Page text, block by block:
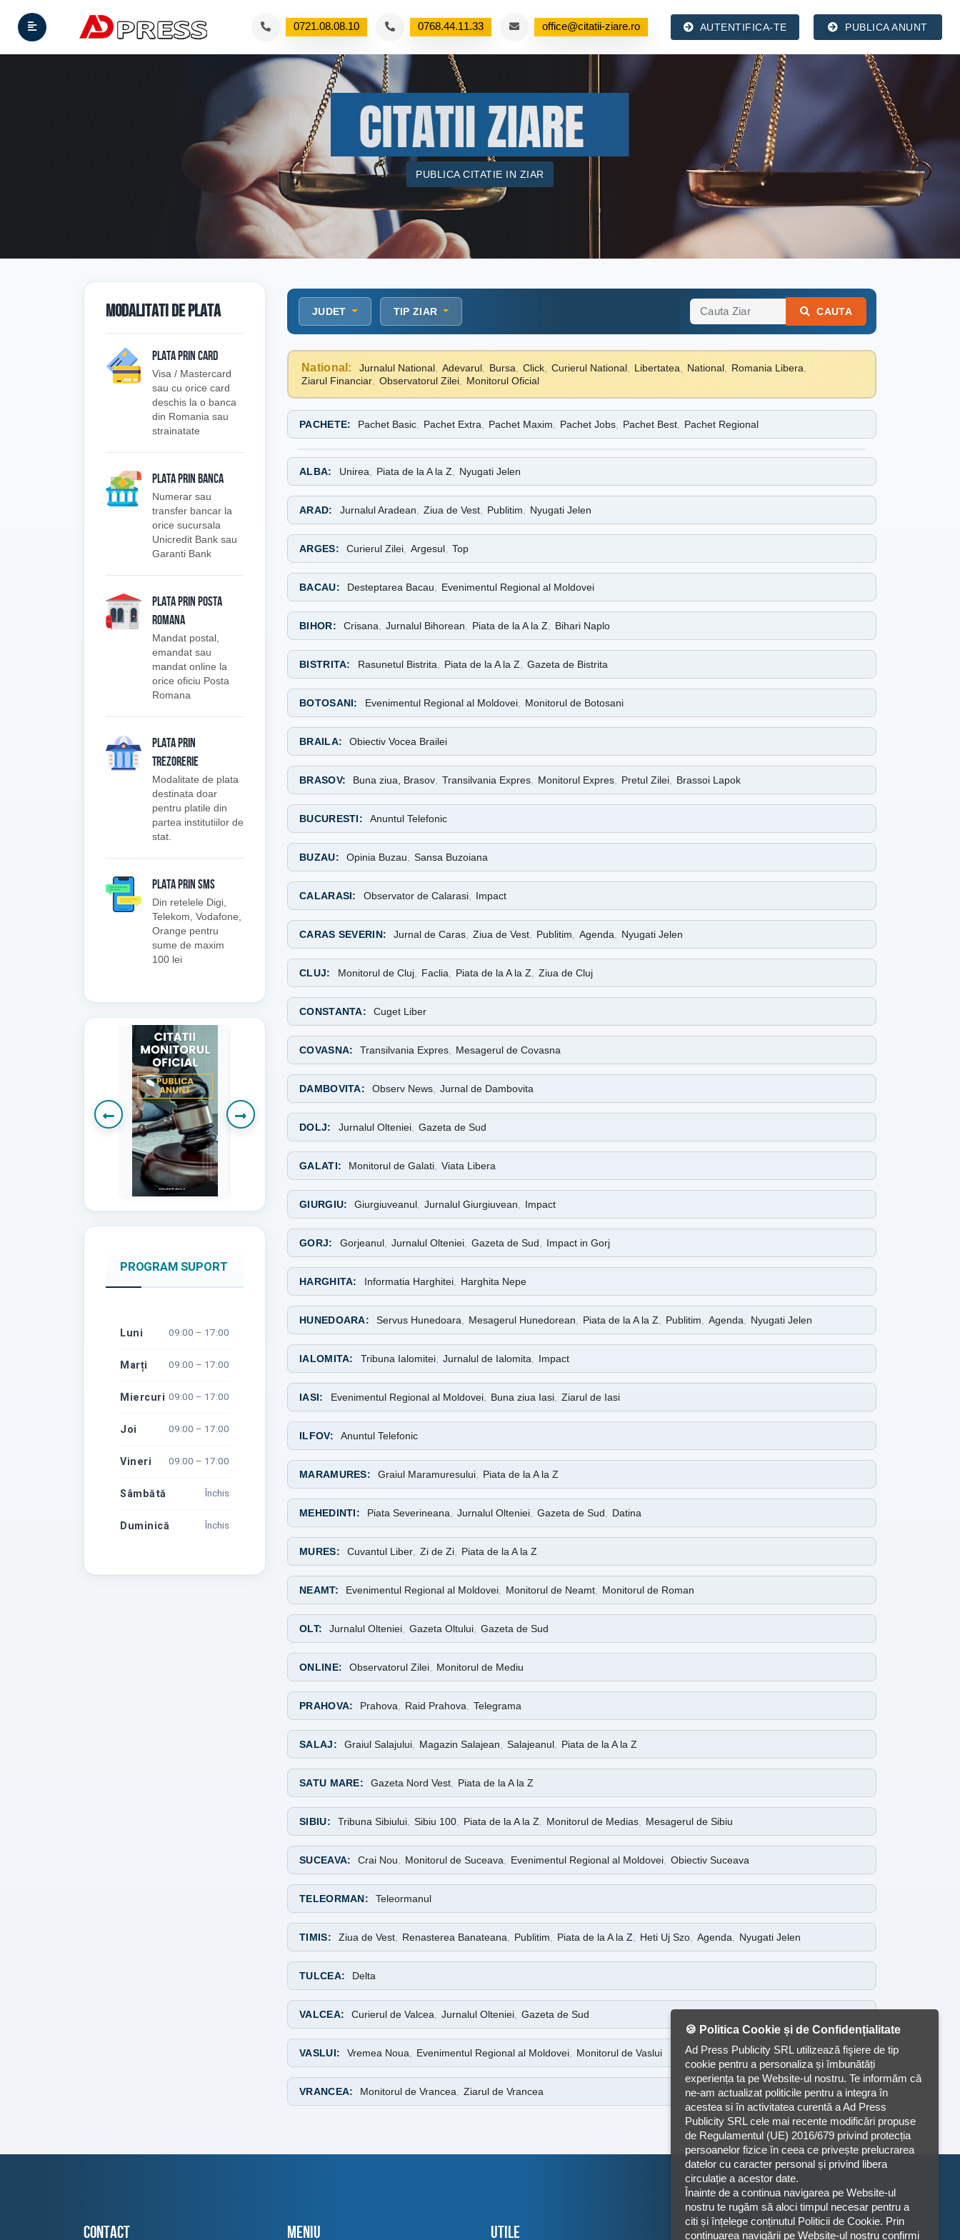
0721.08.08.10 0768.44.11.33 office@citatii-ziare.ro AUTENTIFICA-TE PUBLICA ANUNT
PUBLICA CITATIE IN ZIAR
MODALITATI DE PLATA
PLATA PRIN CARD
Visa / Mastercard
sau cu orice card
deschis la o banca
din Romania sau
strainatate
PLATA PRIN BANCA
Numerar sau
transfer bancar la
orice sucursala
Unicredit Bank sau
Garanti Bank
PLATA PRIN POSTA
ROMANA
Mandat postal,
emandat sau
mandat online la
orice oficiu Posta
Romana
PLATA PRIN
TREZORERIE
Modalitate de plata
destinata doar
pentru platile din
partea institutiilor de
stat.
PLATA PRIN SMS
Din retelele Digi,
Telekom, Vodafone,
Orange pentru
sume de maxim
100 lei
PROGRAM SUPORT
Luni 09:00 – 17:00
Marți 09:00 – 17:00
Miercuri 09:00 – 17:00
Joi 09:00 – 17:00
Vineri 09:00 – 17:00
Sâmbătă Închis
Duminică Închis
JUDET TIP ZIAR CAUTA
National: Jurnalul National, Adevarul, Bursa Click, Curierul National, Libertatea National, Romania Libera
Ziarul Financiar
Observatorul Zilei Monitorul Oficial
PACHETE: Pachet Basic Pachet Extra Pachet Maxim Pachet Jobs Pachet Best Pachet Regional
ALBA: Unirea Piata de la A la Z Nyugati Jelen
ARAD: Jurnalul Aradean Ziua de Vest, Publitim Nyugati Jelen
ARGES: Curierul Zilei, Argesul, Top
BACAU: Desteptarea Bacau Evenimentul Regional al Moldovei
BIHOR: Crisana Jurnalul Bihorean Piata de la A la Z Bihari Naplo
BISTRITA: Rasunetul Bistrita Piata de la A la Z Gazeta de Bistrita
BOTOSANI: Evenimentul Regional al Moldovei, Monitorul de Botosani
BRAILA: Obiectiv Vocea Brailei
BRASOV: Buna ziua, Brasov Transilvania Expres Monitorul Expres Pretul Zilei Brassoi Lapok
BUCURESTI: Anuntul Telefonic
BUZAU: Opinia Buzau Sansa Buzoiana
CALARASI: Observator de Calarasi, Impact
CARAS SEVERIN: Jurnal de Caras Ziua de Vest Publitim Agenda Nyugati Jelen
CLUJ: Monitorul de Cluj, Faclia Piata de la A la Z Ziua de Cluj
CONSTANTA: Cuget Liber
COVASNA: Transilvania Expres Mesagerul de Covasna
DAMBOVITA: Observ News Jurnal de Dambovita
DOLJ: Jurnalul Olteniei, Gazeta de Sud
GALATI: Monitorul de Galati Viata Libera
GIURGIU: Giurgiuveanul Jurnalul Giurgiuvean Impact
GORJ: Gorjeanul, Jurnalul Olteniei, Gazeta de Sud Impact in Gorj
HARGHITA: Informatia Harghitei, Harghita Nepe
HUNEDOARA: Servus Hunedoara Mesagerul Hunedorean Piata de la A la Z Publitim Agenda Nyugati Jelen
IALOMITA: Tribuna Ialomitei, Jurnalul de Ialomita Impact
IASI: Evenimentul Regional al Moldovei, Buna ziua Iasi, Ziarul de Iasi
ILFOV: Anuntul Telefonic
MARAMURES: Graiul Maramuresului Piata de la A la Z
MEHEDINTI: Piata Severineana Jurnalul Olteniei Gazeta de Sud Datina
MURES: Cuvantul Liber, Zi de Zi, Piata de la A la Z
NEAMT: Evenimentul Regional al Moldovei, Monitorul de Neamt, Monitorul de Roman
OLT: Jurnalul Olteniei Gazeta Oltului Gazeta de Sud
ONLINE: Observatorul Zilei Monitorul de Mediu
PRAHOVA: Prahova Raid Prahova Telegrama
SALAJ: Graiul Salajului, Magazin Salajean Salajeanul, Piata de la A la Z
SATU MARE: Gazeta Nord Vest Piata de la A la Z
SIBIU: Tribuna Sibiului, Sibiu 100, Piata de la A la Z Monitorul de Medias, Mesagerul de Sibiu
SUCEAVA: Crai Nou Monitorul de Suceava Evenimentul Regional al Moldovei Obiectiv Suceava
TELEORMAN: Teleormanul
TIMIS: Ziua de Vest, Renasterea Banateana Publitim Piata de la A la Z Heti Uj Szo, Agenda Nyugati Jelen
TULCEA: Delta
VALCEA: Curierul de Valcea Jurnalul Olteniei Gazeta de Sud
VASLUI: Vremea Noua Evenimentul Regional al Moldovei Monitorul de Vaslui
VRANCEA: Monitorul de Vrancea Ziarul de Vrancea
Contact MENIU Utile
🍪 Politica Cookie și de Confidențialitate
Ad Press Publicity SRL utilizează fişiere de tip
cookie pentru a personaliza și îmbunătăți
experiența ta pe Website-ul nostru. Te informăm că
ne-am actualizat politicile pentru a integra în
acestea si în activitatea curentă a Ad Press
Publicity SRL cele mai recente modificări propuse
de Regulamentul (UE) 2016/679 privind protecția
persoanelor fizice în ceea ce privește prelucrarea
datelor cu caracter personal și privind libera
circulație a acestor date.
Înainte de a continua navigarea pe Website-ul
nostru te rugăm să aloci timpul necesar pentru a
citi și înțelege conținutul Politicii de Cookie. Prin
continuarea navigării pe Website-ul nostru confirmi